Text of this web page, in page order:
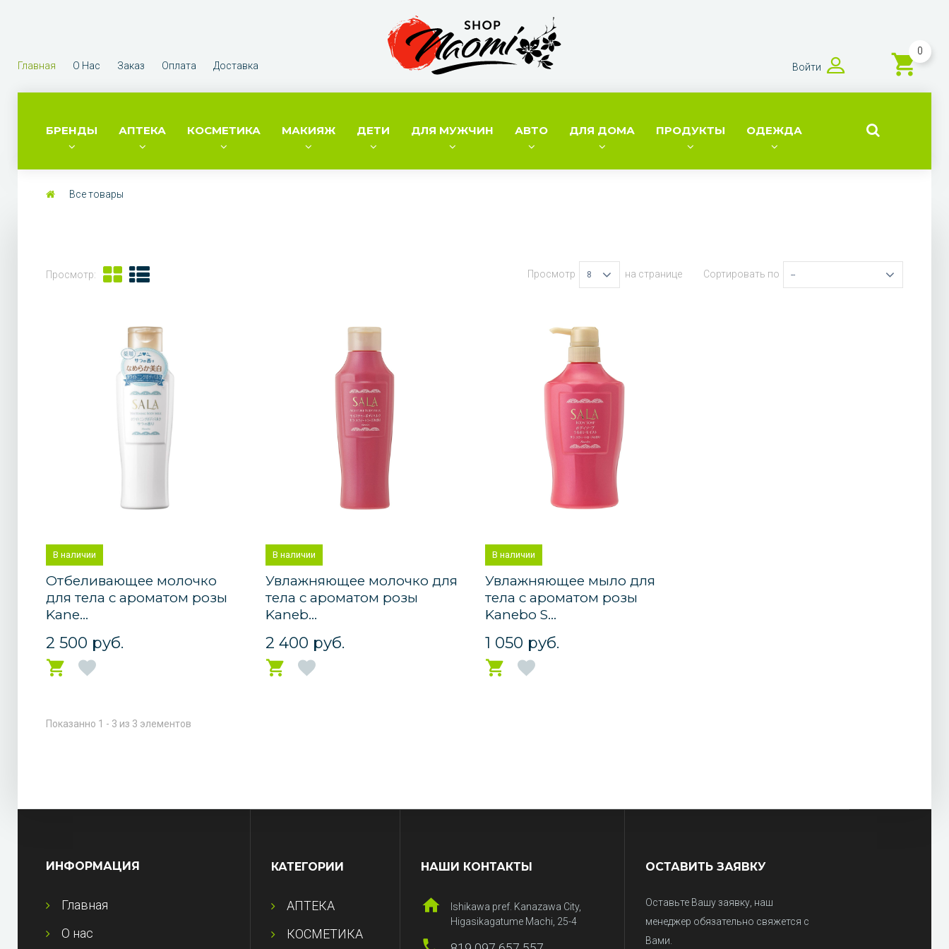
0
Войти
Главная О Нас Заказ Оплата Доставка
БРЕНДЫ АПТЕКА КОСМЕТИКА МАКИЯЖ ДЕТИ ДЛЯ МУЖЧИН АВТО ДЛЯ ДОМА ПРОДУКТЫ ОДЕЖДА
Все товары
Просмотр: Сортировать по --
Просмотр 8 на странице
В наличии
Отбеливающее молочко
для тела с ароматом розы
Kane...
2 500 руб.
В наличии
Увлажняющее молочко для
тела с ароматом розы
Kaneb...
2 400 руб.
В наличии
Увлажняющее мыло для
тела с ароматом розы
Kanebo S...
1 050 руб.
Показанно 1 - 3 из 3 элементов
ИНФОРМАЦИЯ
Главная
О нас
КАТЕГОРИИ
АПТЕКА
КОСМЕТИКА
НАШИ КОНТАКТЫ
Ishikawa pref. Kanazawa City,
Higasikagatume Machi, 25-4
ОСТАВИТЬ ЗАЯВКУ
Оставьте Вашу заявку, наш
менеджер обязательно свяжется с
Вами.